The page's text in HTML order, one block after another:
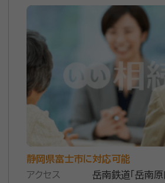
静岡県富士市に対応可能
アクセス
岳南鉄道「岳南